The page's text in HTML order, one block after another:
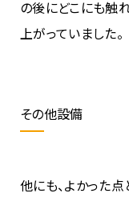
の後にどこにも触
上がっていました。
その他設備
他にも、よかった